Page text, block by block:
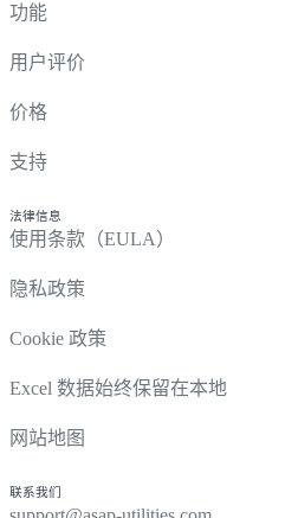
功能
用户评价
价格
支持
法律信息
使用条款（EULA）
隐私政策
Cookie 政策
Excel 数据始终保留在本地
网站地图
联系我们